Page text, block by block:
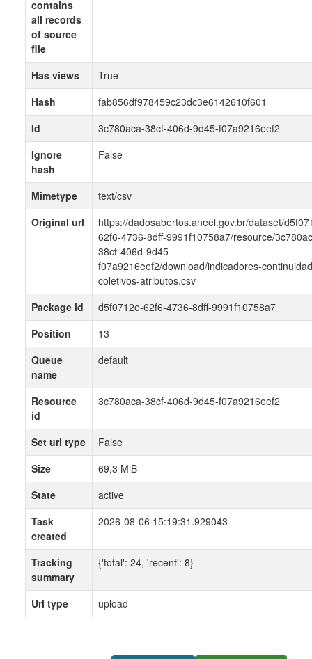
contains
all records
of source
file
Has views
True
Hash
fab856df978459c23dc3e6142610f601
Id
3c780aca-38cf-406d-9d45-f07a9216eef2
Ignore
hash
False
Mimetype
text/csv
Original url
https://dadosabertos.aneel.gov.br/dataset/
62f6-4736-8dff-9991f10758a7/resource/
38cf-406d-9d45-
f07a9216eef2/download/indicadores-
coletivos-atributos.csv
Package id
d5f0712e-62f6-4736-8dff-9991f10758a7
Position
13
Queue
name
default
Resource
id
3c780aca-38cf-406d-9d45-f07a9216eef2
Set url type
False
Size
69,3 MiB
State
active
Task
created
2026-08-06 15:19:31.929043
Tracking
summary
{'total': 24, 'recent': 8}
Url type upload